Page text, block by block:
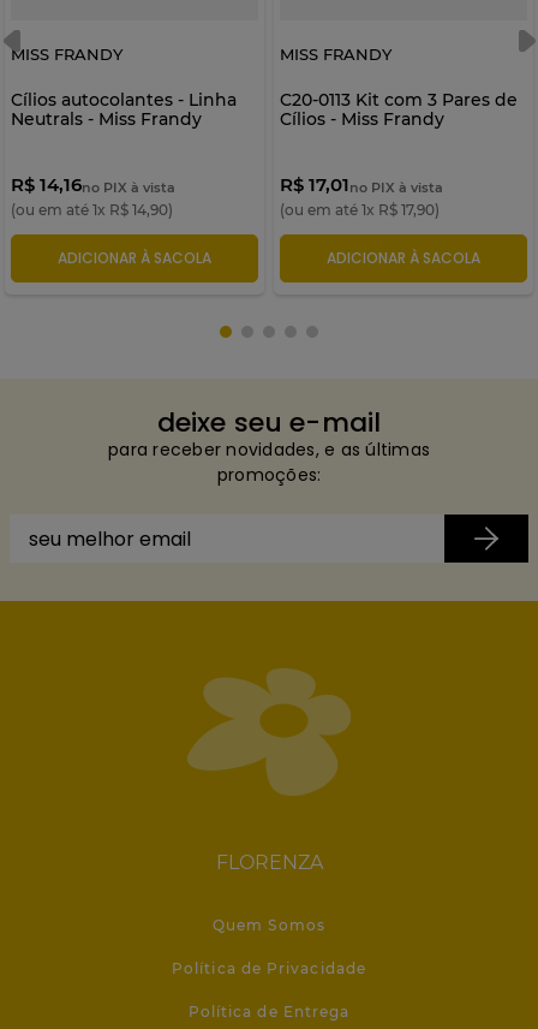
MISS FRANDY
Cílios autocolantes - Linha
Neutrals - Miss Frandy
R$ 14,16no PIX à vista
(ou em até 1x R$ 14,90)
ADICIONAR À SACOLA
MISS FRANDY
C20-0113 Kit com 3 Pares de
Cílios - Miss Frandy
R$ 17,01no PIX à vista
(ou em até 1x R$ 17,90)
ADICIONAR À SACOLA
deixe seu e-mail
para receber novidades, e as últimas
promoções:
FLORENZA
Quem Somos
Política de Privacidade
Política de Entrega